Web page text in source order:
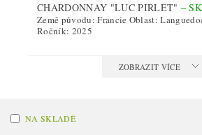
CHARDONNAY "LUC PIRLET" –
Země původu: Francie Oblast:
Ročník: 2025
ZOBRAZIT VÍCE
NA SKLADĚ